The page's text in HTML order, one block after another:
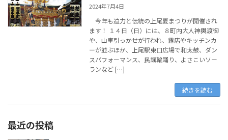
2024年7月4日
今年も迫力と伝統の上尾夏まつりが開催され
ます！ １４日（日）には、８町内大人神輿渡御
や、山車引っかせが行われ、露店やキッチンカ
ーが並ぶほか、上尾駅東口広場で和太鼓、ダン
スパフォーマンス、民謡輪踊り、よさこいソー
ランなど […]
続きを読む
最近の投稿